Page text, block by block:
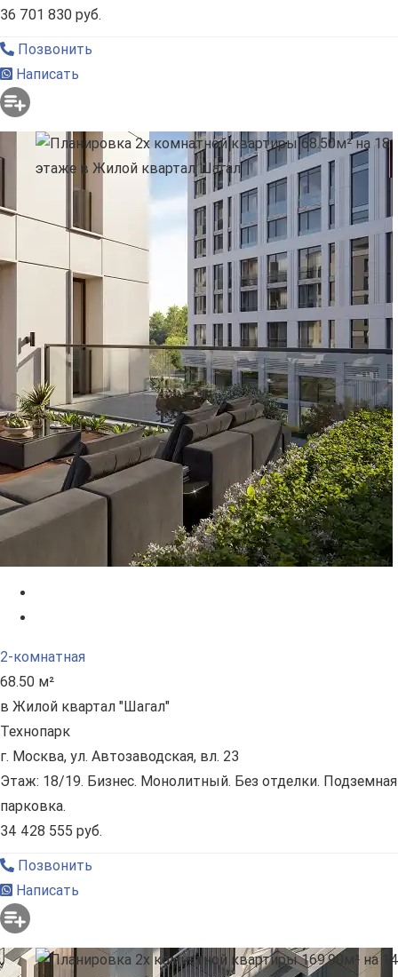
36 701 830 руб.
Позвонить
Написать
2-комнатная
68.50 м²
в Жилой квартал "Шагал"
Технопарк
г. Москва, ул. Автозаводская, вл. 23
Этаж: 18/19. Бизнес. Монолитный. Без отделки. Подземная
парковка.
34 428 555 руб.
Позвонить
Написать